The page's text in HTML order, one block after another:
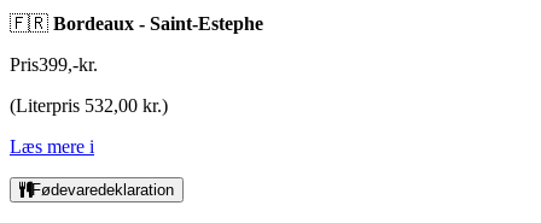
🇫🇷 Bordeaux - Saint-Estephe
Pris399,-kr.
(Literpris 532,00 kr.)
Læs mere i
Fødevaredeklaration